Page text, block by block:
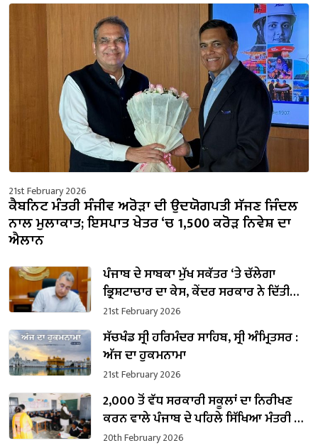
21st February 2026
ਕੈਬਨਿਟ ਮੰਤਰੀ ਸੰਜੀਵ ਅਰੋੜਾ ਦੀ ਉਦਯੋਗਪਤੀ ਸੱਜਣ ਜਿੰਦਲ
ਨਾਲ ਮੁਲਾਕਾਤ; ਇਸਪਾਤ ਖੇਤਰ ‘ਚ ₹1,500 ਕਰੋੜ ਨਿਵੇਸ਼ ਦਾ
ਐਲਾਨ
ਪੰਜਾਬ ਦੇ ਸਾਬਕਾ ਮੁੱਖ ਸਕੱਤਰ ‘ਤੇ ਚੱਲੇਗਾ
ਭ੍ਰਿਸ਼ਟਾਚਾਰ ਦਾ ਕੇਸ, ਕੇਂਦਰ ਸਰਕਾਰ ਨੇ ਦਿੱਤੀ
ਪ੍ਰਵਾਨਗੀ
21st February 2026
ਸੱਚਖੰਡ ਸ੍ਰੀ ਹਰਿਮੰਦਰ ਸਾਹਿਬ, ਸ੍ਰੀ ਅੰਮ੍ਰਿਤਸਰ :
ਅੱਜ ਦਾ ਹੁਕਮਨਾਮਾ
21st February 2026
2,000 ਤੋਂ ਵੱਧ ਸਰਕਾਰੀ ਸਕੂਲਾਂ ਦਾ ਨਿਰੀਖਣ
ਕਰਨ ਵਾਲੇ ਪੰਜਾਬ ਦੇ ਪਹਿਲੇ ਸਿੱਖਿਆ ਮੰਤਰੀ ਬਣੇ
ਹਰਜੋਤ ਸਿੰਘ ਬੈਂਸ
20th February 2026